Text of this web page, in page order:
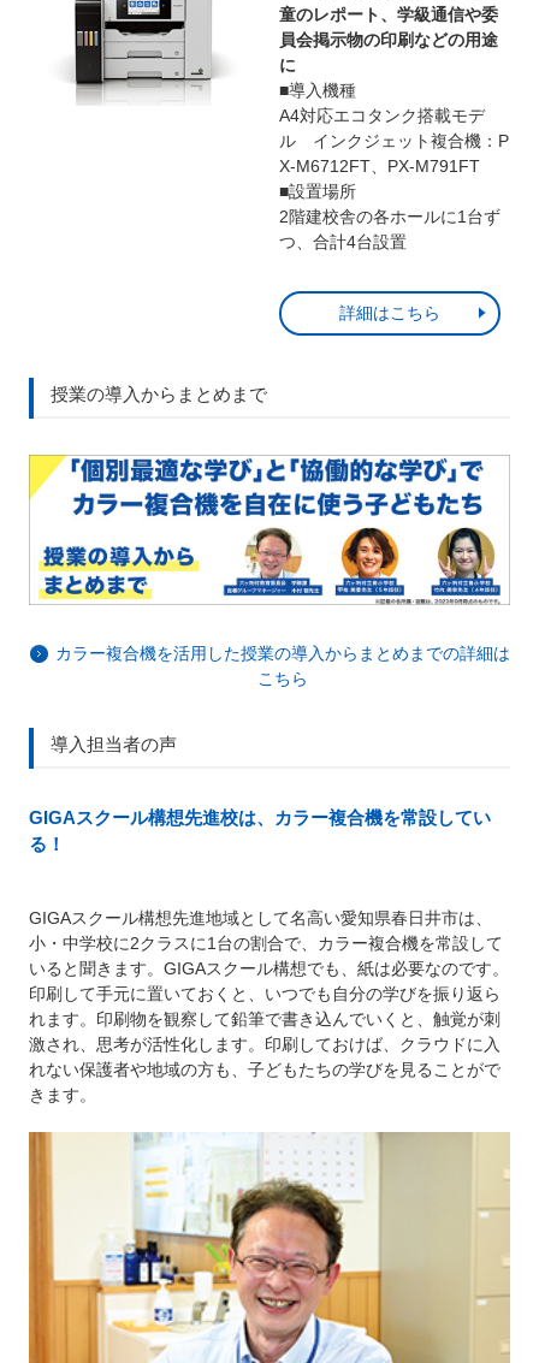
童のレポート、学級通信や委
員会掲示物の印刷などの用途
に
■導入機種
A4対応エコタンク搭載モデ
ル インクジェット複合機：P
X-M6712FT、PX-M791FT
■設置場所
2階建校舎の各ホールに1台ず
つ、合計4台設置
詳細はこちら
授業の導入からまとめまで
カラー複合機を活用した授業の導入からまとめまでの詳細は
こちら
導入担当者の声
GIGAスクール構想先進校は、カラー複合機を常設してい
る！
GIGAスクール構想先進地域として名高い愛知県春日井市は、
小・中学校に2クラスに1台の割合で、カラー複合機を常設して
いると聞きます。GIGAスクール構想でも、紙は必要なのです。
印刷して手元に置いておくと、いつでも自分の学びを振り返ら
れます。印刷物を観察して鉛筆で書き込んでいくと、触覚が刺
激され、思考が活性化します。印刷しておけば、クラウドに入
れない保護者や地域の方も、子どもたちの学びを見ることがで
きます。